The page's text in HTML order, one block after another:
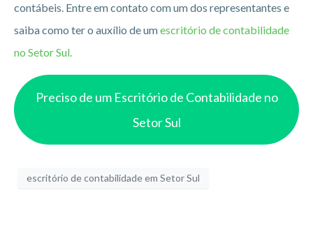
contábeis. Entre em contato com um dos representantes e
saiba como ter o auxílio de umescritório de contabilidade
no Setor Sul.
Preciso de um Escritório de Contabilidade no
Setor Sul
escritório de contabilidade em Setor Sul